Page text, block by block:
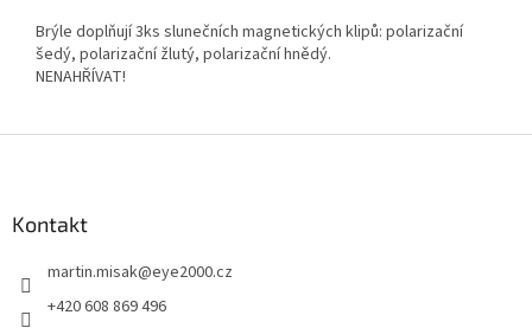
Brýle doplňují 3ks slunečních magnetických klipů: polarizační
šedý, polarizační žlutý, polarizační hnědý.
NENAHŘÍVAT!
Kontakt
martin.misak@eye2000.cz
+420 608 869 496